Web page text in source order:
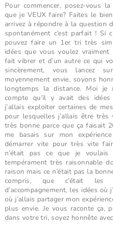
Pour commencer, posez-vous
que je VEUX faire? Faites le
arrivez à répondre à la question
spontanément c’est parfait ! Si
pouvez faire un 1er tri très
idées que vous voulez
fait vibrer et d’un autre ce qui
sincèrement, vous lancez
moyennement envie, soyons
longtemps la distance. Moi
compte qu’il y avait des
j’allais exploiter certaines de
pour lesquelles j’allais être
très bonne parce que ça faisait
me basais sur mon
démarrer vite pour très vite
n’était pas ce que je voulais
tempérament très raisonnable
raison mais ce n’était pas la
compris, que c’était
d’accompagnement, les idées
où j’allais partager mon
plus envie. Je vous raconte ça,
dans votre tri, soyez honnête